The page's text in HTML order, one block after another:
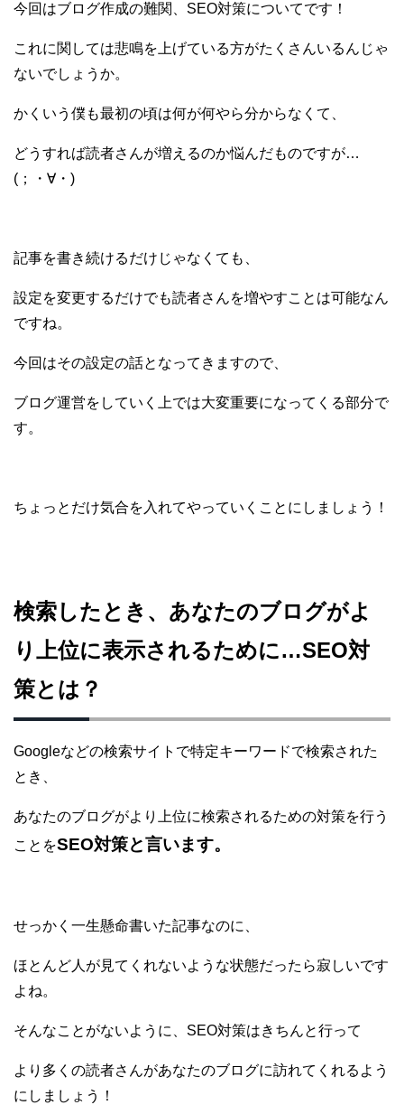
今回はブログ作成の難関、SEO対策についてです！
これに関しては悲鳴を上げている方がたくさんいるんじゃ
ないでしょうか。
かくいう僕も最初の頃は何が何やら分からなくて、
どうすれば読者さんが増えるのか悩んだものですが…
(；・∀・)
記事を書き続けるだけじゃなくても、
設定を変更するだけでも読者さんを増やすことは可能なん
ですね。
今回はその設定の話となってきますので、
ブログ運営をしていく上では大変重要になってくる部分で
す。
ちょっとだけ気合を入れてやっていくことにしましょう！
検索したとき、あなたのブログがよ
り上位に表示されるために…SEO対
策とは？
Googleなどの検索サイトで特定キーワードで検索された
とき、
あなたのブログがより上位に検索されるための対策を行う
ことをSEO対策と言います。
せっかく一生懸命書いた記事なのに、
ほとんど人が見てくれないような状態だったら寂しいです
よね。
そんなことがないように、SEO対策はきちんと行って
より多くの読者さんがあなたのブログに訪れてくれるよう
にしましょう！